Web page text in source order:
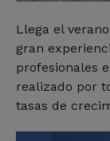
Llega el
gran
profesionales
realizado por
tasas de